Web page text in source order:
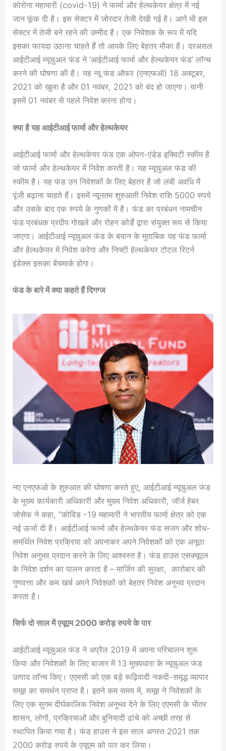
कोरोना महामारी (covid-19) ने फार्मा और हेल्थकेयर क्षेत्र में नई
जान फूंक दी है। इस सेक्टर में जोरदार तेजी देखी गई है। आगे भी इस
सेक्टर में तेजी बने रहने की उम्मीद है। एक निवेशक के रूप में यदि
इसका फायदा उठाना चाहते हैं तो आपके लिए बेहतर मौका है। दरअसल
आईटीआई म्यूचुअल फंड ने ‘आईटीआई फार्मा और हेल्थकेयर फंड’ लॉन्च
करने की घोषणा की है। यह न्यू फंड ऑफर (एनएफओ) 18 अक्टूबर,
2021 को खुला है और 01 नवंबर, 2021 को बंद हो जाएगा। यानी
इसमें 01 नवंबर से पहले निवेश करना होगा।
क्या है यह आईटीआई फार्मा और हेल्थकेयर
आईटीआई फार्मा और हेल्थकेयर फंड एक ओपन-एंडेड इक्विटी स्कीम है
जो फार्मा और हेल्थकेयर में निवेश करती है। यह म्यूचुअल फंड की
स्कीम है। यह फंड उन निवेशकों के लिए बेहतर है जो लंबी अवधि में
पूंजी बढ़ाना चाहते हैं। इसमें न्यूनतम शुरुआती निवेश राशि 5000 रुपये
और उसके बाद एक रुपये के गुणकों में है। फंड का प्रबंधन नामचीन
फंड प्रबंधक प्रदीप गोखले और रोहन कोर्डे द्वारा संयुक्त रूप से किया
जाएगा। आईटीआई म्यूचुअल फंड के बयान के मुताबिक यह फंड फार्मा
और हेल्थकेयर में निवेश करेगा और निफ्टी हेल्थकेयर टोटल रिटर्न
इंडेक्स इसका बेंचमार्क होगा।
फंड के बारे में क्या कहते हैं दिगग्ज
नए एनएफओ के शुरुआत की घोषणा करते हुए, आईटीआई म्यूचुअल फंड
के मुख्य कार्यकारी अधिकारी और मुख्य निवेश अधिकारी, जॉर्ज हेबर
जोसेफ ने कहा, “कोविड -19 महामारी ने भारतीय फार्मा क्षेत्र को एक
नई ऊर्जा दी है। आईटीआई फार्मा और हेल्थकेयर फंड सजग और शोध-
समर्थित निवेश प्रक्रिया को अपनाकर अपने निवेशकों को एक अनूठा
निवेश अनुभव प्रदान करने के लिए आश्वस्त है। फंड हाउस एसक्यूएल
के निवेश दर्शन का पालन करता है – मार्जिन की सुरक्षा, कारोबार की
गुणवत्ता और कम खर्च अपने निवेशकों को बेहतर निवेश अनुभव प्रदान
करता है।
सिर्फ दो साल में एयूएम 2000 करोड़ रुपये के पार
आईटीआई म्यूचुअल फंड ने अप्रैल 2019 में अपना परिचालन शुरू
किया और निवेशकों के लिए बाजार में 13 मुख्यधारा के म्यूचुअल फंड
उत्पाद लॉन्च किए। एएमसी को एक बड़े रूढ़िवादी नकदी-समृद्ध व्यापार
समूह का समर्थन प्राप्त है। इतने कम समय में, समूह ने निवेशकों के
लिए एक सुगम दीर्घकालिक निवेश अनुभव देने के लिए एएमसी के भीतर
शासन, लोगों, प्रक्रियाओं और बुनियादी ढांचे को अच्छी तरह से
स्थापित किया गया है। फंड हाउस ने इस साल अगस्त 2021 तक
2000 करोड़ रुपये के एयूएम को पार कर लिया।